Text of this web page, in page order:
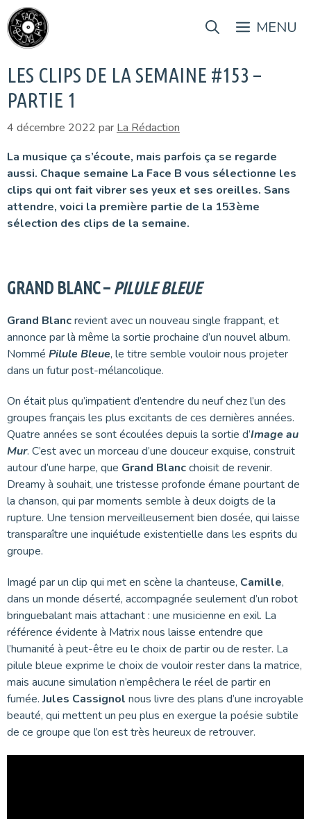
Aller
au
contenu
MENU
LES CLIPS DE LA SEMAINE #153 –
PARTIE 1
4 décembre 2022 par La Rédaction
La musique ça s’écoute, mais parfois ça se regarde
aussi. Chaque semaine La Face B vous sélectionne les
clips qui ont fait vibrer ses yeux et ses oreilles. Sans
attendre, voici la première partie de la 153ème
sélection des clips de la semaine.
GRAND BLANC – PILULE BLEUE
Grand Blancrevient avec un nouveau single frappant, et
annonce par là même la sortie prochaine d’un nouvel album.
Nommé Pilule Bleue, le titre semble vouloir nous projeter
dans un futur post-mélancolique.
On était plus qu’impatient d’entendre du neuf chez l’un des
groupes français les plus excitants de ces dernières années.
Quatre années se sont écoulées depuis la sortie d’Image au
Mur. C’est avec un morceau d’une douceur exquise, construit
autour d’une harpe, que Grand Blancchoisit de revenir.
Dreamy à souhait, une tristesse profonde émane pourtant de
la chanson, qui par moments semble à deux doigts de la
rupture. Une tension merveilleusement bien dosée, qui laisse
transparaître une inquiétude existentielle dans les esprits du
groupe.
Imagé par un clip qui met en scène la chanteuse, Camille,
dans un monde déserté, accompagnée seulement d’un robot
bringuebalant mais attachant : une musicienne en exil. La
référence évidente à Matrix nous laisse entendre que
l’humanité à peut-être eu le choix de partir ou de rester. La
pilule bleue exprime le choix de vouloir rester dans la matrice,
mais aucune simulation n’empêchera le réel de partir en
fumée.Jules Cassignol nous livre des plans d’une incroyable
beauté, qui mettent un peu plus en exergue la poésie subtile
de ce groupe que l’on est très heureux de retrouver.